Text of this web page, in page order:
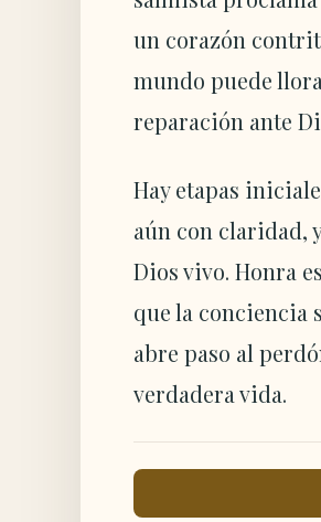
un corazón
mundo puede
reparación ante
Hay etapas
aún con claridad,
Dios vivo. Honra
que la conciencia
abre paso al
verdadera vida.